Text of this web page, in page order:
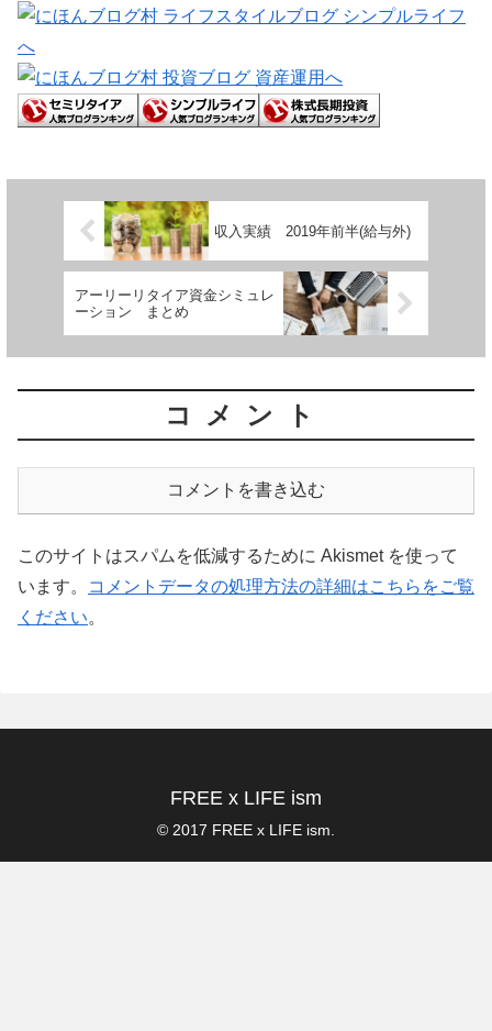
収入実績 2019年前半(給与外)
アーリーリタイア資金シミュレ
ーション まとめ
コメント
コメントを書き込む
このサイトはスパムを低減するために Akismet を使って
います。
コメントデータの処理方法の詳細はこちらをご覧
ください。
FREE x LIFE ism
© 2017 FREE x LIFE ism.